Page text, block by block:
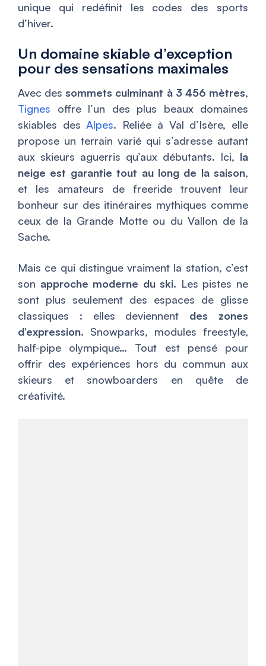
unique qui redéfinit les codes des sports
d’hiver.
Un domaine skiable d’exception
pour des sensations maximales
Avec dessommets culminant à 3 456 mètres,
Tignes offre l’un des plus beaux domaines
skiables desAlpes. Reliée à Val d’Isère, elle
propose un terrain varié qui s’adresse autant
aux skieurs aguerris qu’aux débutants. Ici, la
neige est garantie tout au long de la saison,
et les amateurs de freeride trouvent leur
bonheur sur des itinéraires mythiques comme
ceux de la Grande Motte ou du Vallon de la
Sache.
Mais ce qui distingue vraiment la station, c’est
son approche moderne du ski. Les pistes ne
sont plus seulement des espaces de glisse
classiques : elles deviennent des zones
d’expression. Snowparks, modules freestyle,
half-pipe olympique… Tout est pensé pour
offrir des expériences hors du commun aux
skieurs et snowboarders en quête de
créativité.